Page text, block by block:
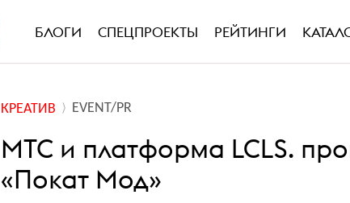
БЛОГИ СПЕЦПРОЕКТЫ РЕЙТИНГИ
КРЕАТИВ EVENT/PR
МТС и платформа LCLS.
«Покат Мод»